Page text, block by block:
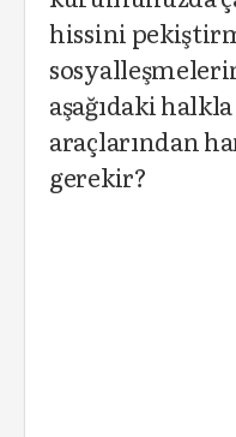
hissini
aşağıdaki
araçlarından
gerekir?